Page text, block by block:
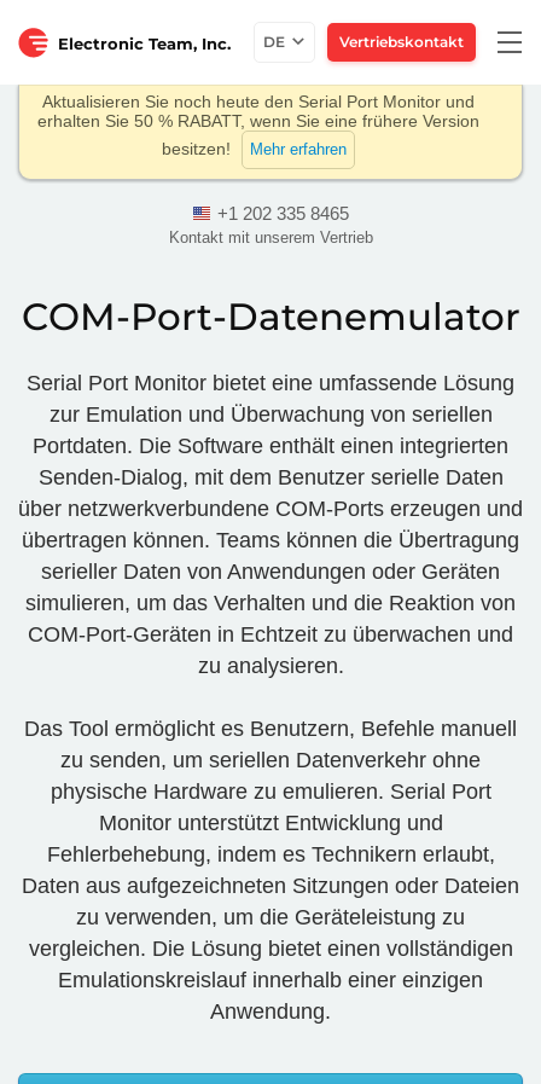
Electronic Team, Inc. DE Vertriebskontakt
Aktualisieren Sie noch heute den Serial Port Monitor und
erhalten Sie 50 % RABATT, wenn Sie eine frühere Version
besitzen!
Mehr erfahren
+1 202 335 8465
Kontakt mit unserem Vertrieb
COM-Port-Datenemulator
Serial Port Monitor bietet eine umfassende Lösung
zur Emulation und Überwachung von seriellen
Portdaten. Die Software enthält einen integrierten
Senden-Dialog, mit dem Benutzer serielle Daten
über netzwerkverbundene COM-Ports erzeugen und
übertragen können. Teams können die Übertragung
serieller Daten von Anwendungen oder Geräten
simulieren, um das Verhalten und die Reaktion von
COM-Port-Geräten in Echtzeit zu überwachen und
zu analysieren.
Das Tool ermöglicht es Benutzern, Befehle manuell
zu senden, um seriellen Datenverkehr ohne
physische Hardware zu emulieren. Serial Port
Monitor unterstützt Entwicklung und
Fehlerbehebung, indem es Technikern erlaubt,
Daten aus aufgezeichneten Sitzungen oder Dateien
zu verwenden, um die Geräteleistung zu
vergleichen. Die Lösung bietet einen vollständigen
Emulationskreislauf innerhalb einer einzigen
Anwendung.